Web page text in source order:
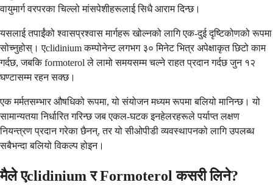
वायुमार्ग वरपरका चिल्लो मांसपेशीहरूलाई सिधै आराम दिन्छ।
यसलाई तपाईंको श्वासप्रश्वास मार्गहरू खोल्नको लागि एक-दुई दृष्टिकोणको रूपमा
सोच्नुहोस्। एclidinium कम्पोनेन्ट लगभग ३० मिनेट भित्र अपेक्षाकृत छिटो काम
गर्दछ, जबकि formoterol ले लामो समयसम्म चल्ने राहत प्रदान गर्दछ जुन १२
घण्टासम्म रहन सक्छ।
एक मर्मतसम्भार औषधिको रूपमा, यो संयोजन मध्यम रूपमा बलियो मानिन्छ। यो
सामान्यतया निर्धारित गरिन्छ जब एकल-घटक इनहेलरहरूले पर्याप्त लक्षण
नियन्त्रण प्रदान गरेका छैनन्, तर यो सीओपीडी व्यवस्थापनको लागि उपलब्ध
सबैभन्दा बलियो विकल्प होइन।
मैले एclidinium र Formoterol कसरी लिने?